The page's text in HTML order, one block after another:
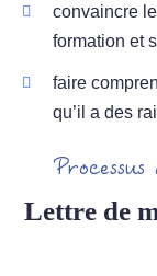
convaincre
formation et
faire
qu’il a des
Lettre de